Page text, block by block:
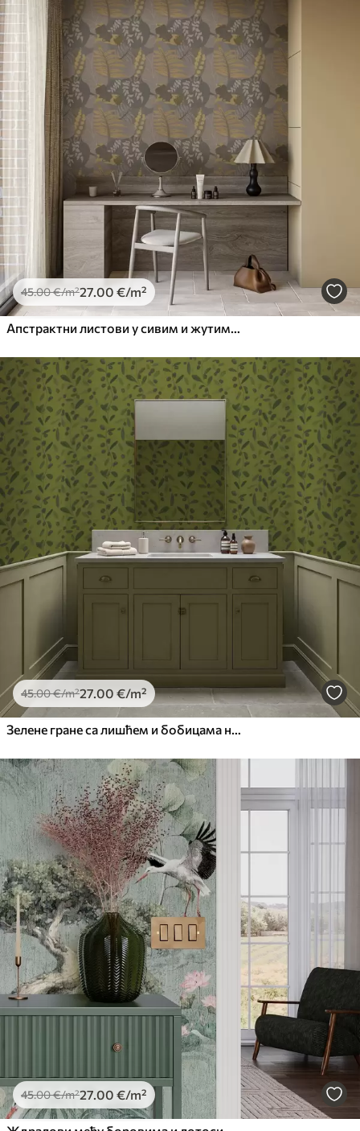
45.00€/m²27.00 €/m²
Апстрактни листови у сивим и жутим тоновима
45.00€/m²27.00 €/m²
Зелене гране са лишћем и бобицама на маслини
45.00€/m²27.00 €/m²